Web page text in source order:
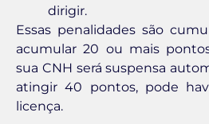
dirigir.
Essas penalidades são
acumular 20 ou mais
sua CNH será suspensa
atingir 40 pontos, pode
licença.